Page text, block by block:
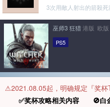
3次用敵人射出的箭殺死
巫师3 狂猎港版 欧
PS5
⚠️2021.08.05起，明确规定『奖杯
✅奖杯攻略相关内容 🚫白